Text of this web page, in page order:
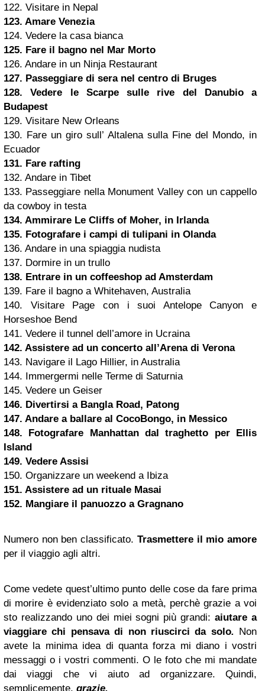
122. Visitare in Nepal
123. Amare Venezia
124. Vedere la casa bianca
125. Fare il bagno nel Mar Morto
126. Andare in un Ninja Restaurant
127. Passeggiare di sera nel centro di Bruges
128. Vedere le Scarpe sulle rive del Danubio a
Budapest
129. Visitare New Orleans
130. Fare un giro sull’ Altalena sulla Fine del Mondo, in
Ecuador
131. Fare rafting
132. Andare in Tibet
133. Passeggiare nella Monument Valley con un cappello
da cowboy in testa
134. Ammirare Le Cliffs of Moher, in Irlanda
135. Fotografare i campi di tulipani in Olanda
136. Andare in una spiaggia nudista
137. Dormire in un trullo
138. Entrare in un coffeeshop ad Amsterdam
139. Fare il bagno a Whitehaven, Australia
140. Visitare Page con i suoi Antelope Canyon e
Horseshoe Bend
141. Vedere il tunnel dell’amore in Ucraina
142. Assistere ad un concerto all’Arena di Verona
143. Navigare il Lago Hillier, in Australia
144. Immergermi nelle Terme di Saturnia
145. Vedere un Geiser
146. Divertirsi a Bangla Road, Patong
147. Andare a ballare al CocoBongo, in Messico
148. Fotografare Manhattandal traghetto per Ellis
Island
149. Vedere Assisi
150. Organizzare un weekend a Ibiza
151. Assistere ad un rituale Masai
152. Mangiare il panuozzo a Gragnano
Numero non ben classificato. Trasmettere il mio amore
per il viaggio agli altri.
Come vedete quest’ultimo punto delle cose da fare prima
di morire è evidenziato solo a metà, perchè grazie a voi
sto realizzando uno dei miei sogni più grandi:aiutare a
viaggiare chi pensava di non riuscirci da solo. Non
avete la minima idea di quanta forza mi diano i vostri
messaggi o i vostri commenti. O le foto che mi mandate
dai viaggi che vi aiuto ad organizzare. Quindi,
semplicemente, grazie.